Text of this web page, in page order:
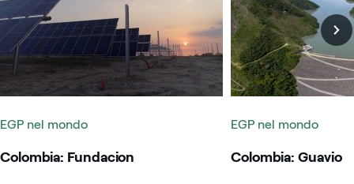
EGP nel mondo
Colombia: Fundacion
EGP nel mondo
Colombia: Guavio